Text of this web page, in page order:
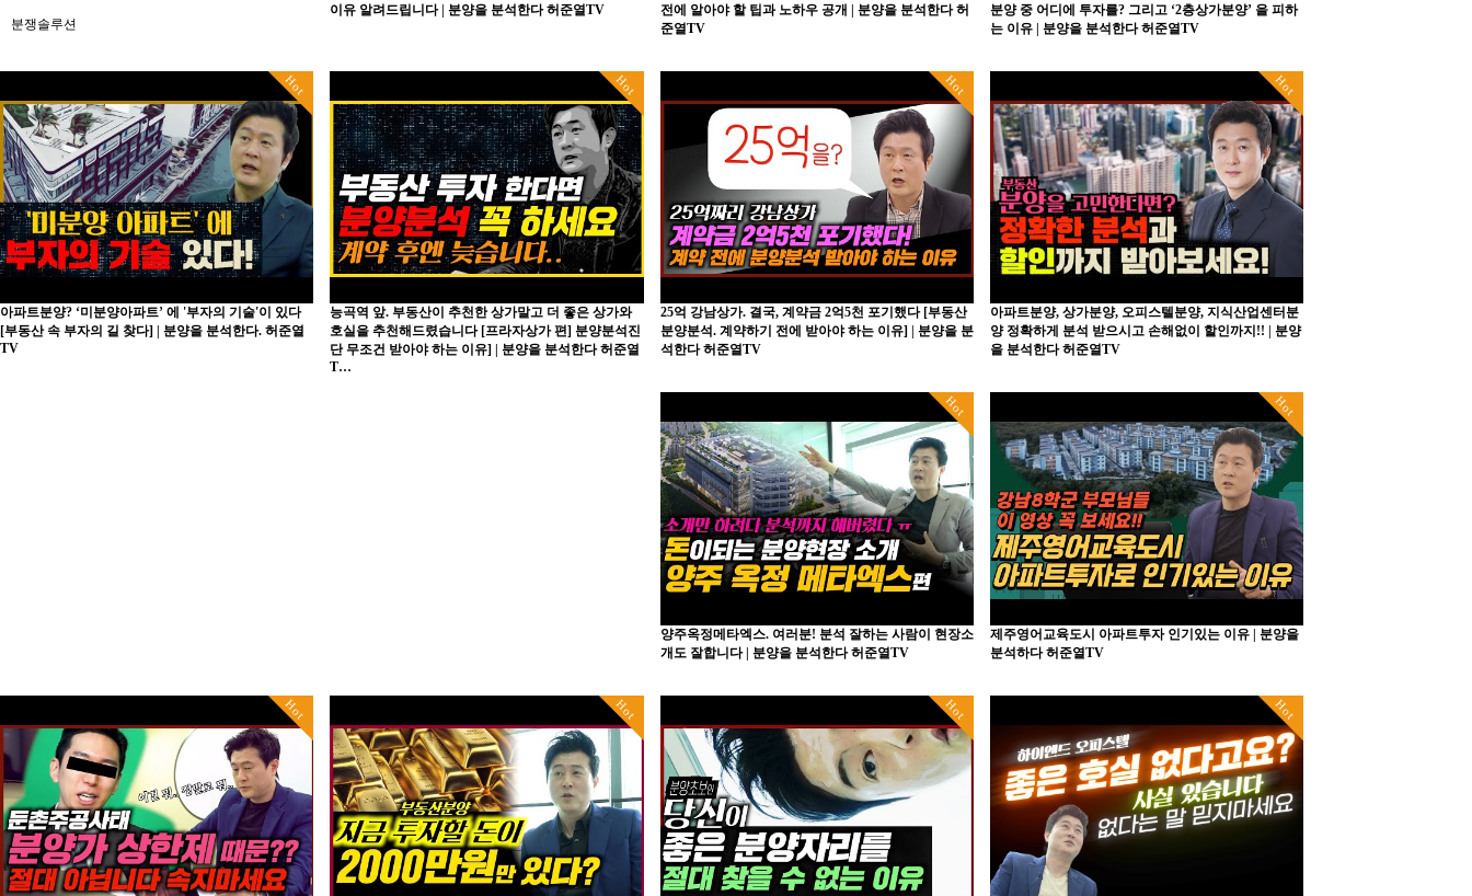
분쟁솔루션
분석/칼럼
분양정보
이유 알려드립니다 | 분양을 분석한다 허준열TV
전에 알아야 할 팁과 노하우 공개 | 분양을 분석한다 허
준열TV
분양 중 어디에 투자를? 그리고 ‘2층상가분양’ 을 피하
는 이유 | 분양을 분석한다 허준열TV
Hot
아파트분양? ‘미분양아파트’ 에 '부자의 기술'이 있다
[부동산 속 부자의 길 찾다] | 분양을 분석한다. 허준열
TV
Hot
능곡역 앞. 부동산이 추천한 상가말고 더 좋은 상가와
호실을 추천해드렸습니다 [프라자상가 편] 분양분석진
단 무조건 받아야 하는 이유] | 분양을 분석한다 허준열
T…
Hot
25억 강남상가. 결국, 계약금 2억5천 포기했다 [부동산
분양분석. 계약하기 전에 받아야 하는 이유] | 분양을 분
석한다 허준열TV
Hot
아파트분양, 상가분양, 오피스텔분양, 지식산업센터분
양 정확하게 분석 받으시고 손해없이 할인까지!! | 분양
을 분석한다 허준열TV
Hot
양주옥정메타엑스. 여러분! 분석 잘하는 사람이 현장소
개도 잘합니다 | 분양을 분석한다 허준열TV
Hot
제주영어교육도시 아파트투자 인기있는 이유 | 분양을
분석하다 허준열TV
Hot Hot Hot Hot